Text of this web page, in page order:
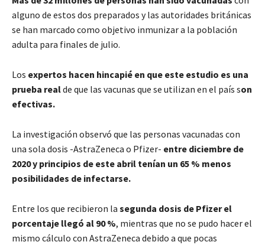
alguno de estos dos preparados y las autoridades británicas
se han marcado como objetivo inmunizar a la población
adulta para finales de julio.
Los expertos hacen hincapié en que este estudio es una
prueba realde que las vacunas que se utilizan en el país son
efectivas.
La investigación observó que las personas vacunadas con
una sola dosis -AstraZeneca o Pfizer- entre diciembre de
2020 y principios de este abril tenían un 65 % menos
posibilidades de infectarse.
Entre los que recibieron la segunda dosis de Pfizer el
porcentaje llegó al 90 %, mientras que no se pudo hacer el
mismo cálculo con AstraZeneca debido a que pocas